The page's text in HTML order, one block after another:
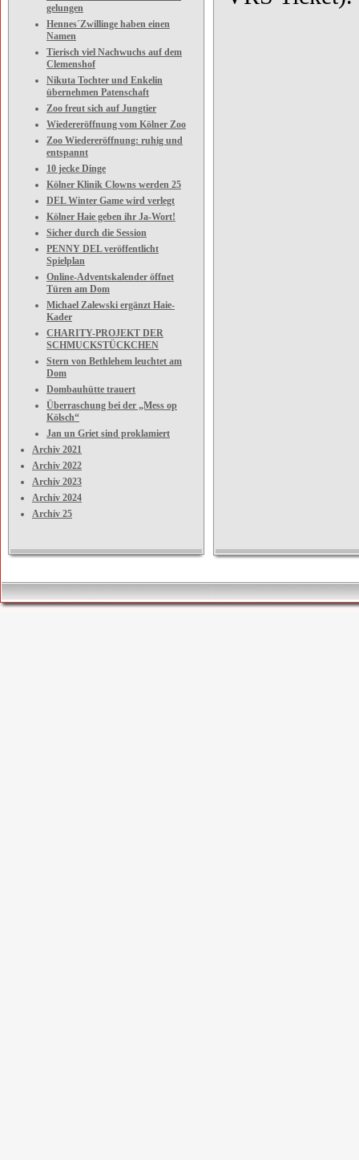
gelungen
Hennes´Zwillinge haben einen
Namen
Tierisch viel Nachwuchs auf dem
Clemenshof
Nikuta Tochter und Enkelin
übernehmen Patenschaft
Zoo freut sich auf Jungtier
Wiedereröffnung vom Kölner Zoo
Zoo Wiedereröffnung: ruhig und
entspannt
10 jecke Dinge
Kölner Klinik Clowns werden 25
DEL Winter Game wird verlegt
Kölner Haie geben ihr Ja-Wort!
Sicher durch die Session
PENNY DEL veröffentlicht
Spielplan
Online-Adventskalender öffnet
Türen am Dom
Michael Zalewski ergänzt Haie-
Kader
CHARITY-PROJEKT DER
SCHMUCKSTÜCKCHEN
Stern von Bethlehem leuchtet am
Dom
Dombauhütte trauert
Überraschung bei der „Mess op
Kölsch“
Jan un Griet sind proklamiert
Archiv 2021
Archiv 2022
Archiv 2023
Archiv 2024
Archiv 25